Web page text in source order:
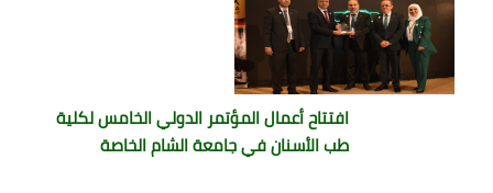
افتتاح أعمال المؤتمر الدولي الخامس لكلية
طب الأسنان في جامعة الشام الخاصة